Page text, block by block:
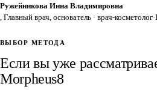
Ружейникова Инна Владимировна
, Главный врач, основатель · врач-косметолог·
ВЫБОР МЕТОДА
Если вы уже
Morpheus8